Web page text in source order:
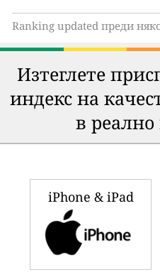
Ranking updated преди
Изтеглете
индекс на
в реално
iPhone & iPad